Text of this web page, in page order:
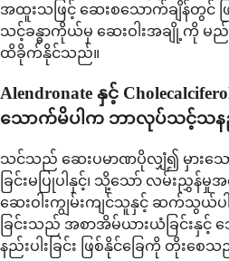
အထူးသဖြင့် ဆေးစသောက်ချိန်တွင်
သင့်ခန္ဓာကိုယ်မှ ဆေးဝါးအချို့ကို
ထိခိုက်နိုင်သည်။
Alendronate နှင့်
သောက်မိပါက ဘာလုပ်သင့်သန
သင်သည် ဆေးပမာဏပိုလျှံ၍ မှားသ
ခြင်းမပြုပါနှင့်၊ သို့သော် လမ်း
ဆေးဝါးကျွမ်းကျင်သူနှင့် ဆက်သွယ်
ခြင်းသည် အစာအိမ်ယားယံခြင်းနှ
နည်းပါးခြင်း ဖြစ်နိုင်ခြေကို တိုးစေသ